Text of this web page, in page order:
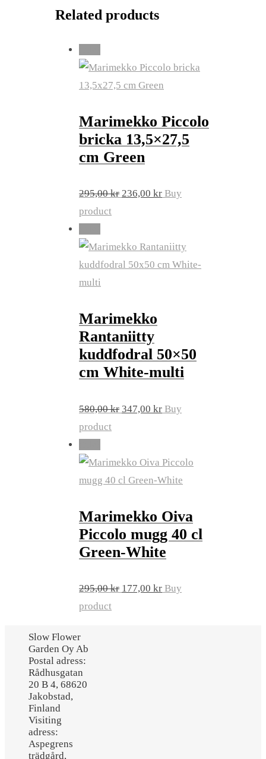
Related products
Marimekko Piccolo
bricka 13,5×27,5
cm Green
295,00kr Original
295,00 kr.
236,00 krCurrent
236,00 kr.
Buy
product
Marimekko
Rantaniitty
kuddfodral 50×50
cm White-multi
580,00kr Original
580,00 kr.
347,00 krCurrent
347,00 kr.
Buy
product
Marimekko Oiva
Piccolo mugg 40 cl
Green-White
295,00kr Original
177,00 krCurrent
Buy
product
Slow Flower
Garden Oy Ab
Postal adress:
Rådhusgatan
20 B 4, 68620
Jakobstad,
Finland
Visiting
adress:
Aspegrens
trädgård,